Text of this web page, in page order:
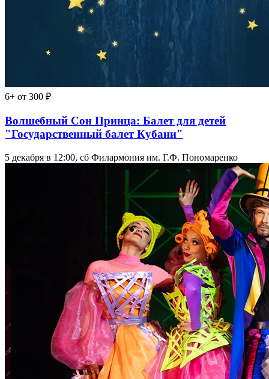
6+ от 300 ₽
Волшебный Сон Принца: Балет для детей
"Государственный балет Кубани"
5 декабря в 12:00, сб Филармония им. Г.Ф. Пономаренко